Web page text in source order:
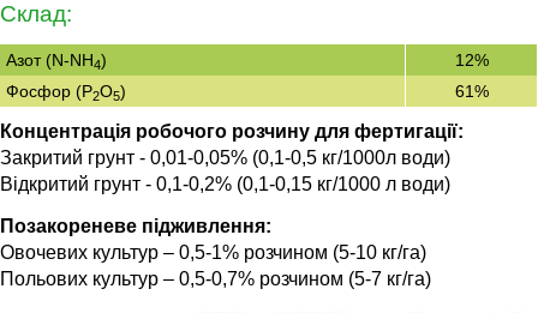
Склад:
Азот (N-NH4)
12%
Фосфор (Р2O5) 61%
Концентрація робочого розчину для фертигації:
Закритий грунт - 0,01-0,05% (0,1-0,5 кг/1000л води)
Відкритий грунт - 0,1-0,2% (0,1-0,15 кг/1000 л води)
Позакореневе підживлення:
Овочевих культур – 0,5-1% розчином (5-10 кг/га)
Польових культур – 0,5-0,7% розчином (5-7 кг/га)